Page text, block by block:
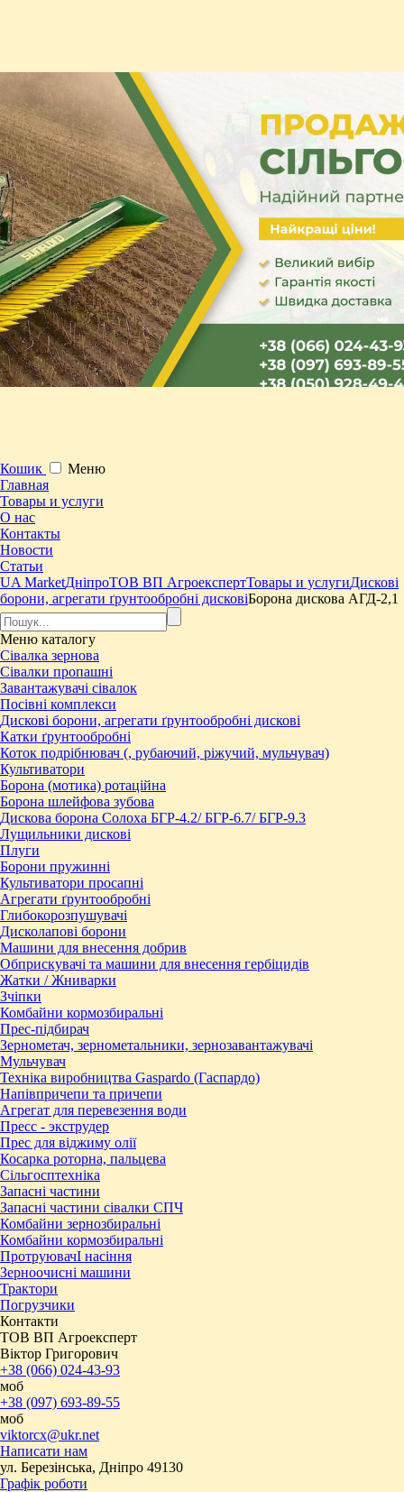
Кошик
Меню
Главная
Товары и услуги
О нас
Контакты
Новости
Статьи
UA MarketДніпроТОВ ВП АгроекспертТовары и услугиДискові
борони, агрегати ґрунтообробні дисковіБорона дискова АГД-2,1
Меню каталогу
Сівалка зернова
Сівалки пропашні
Завантажувачі сівалок
Посівні комплекси
Дискові борони, агрегати ґрунтообробні дискові
Катки ґрунтообробні
Коток подрібнювач (, рубаючий, ріжучий, мульчувач)
Культиватори
Борона (мотика) ротаційна
Борона шлейфова зубова
Дискова борона Солоха БГР-4.2/ БГР-6.7/ БГР-9.3
Лущильники дискові
Плуги
Борони пружинні
Культиватори просапні
Агрегати ґрунтообробні
Глибокорозпушувачі
Дисколапові борони
Машини для внесення добрив
Обприскувачі та машини для внесення гербіцидів
Жатки / Жниварки
Зчіпки
Комбайни кормозбиральні
Прес-підбирач
Зернометач, зернометальники, зернозавантажувачі
Мульчувач
Техніка виробництва Gaspardo (Гаспардо)
Напівпричепи та причепи
Агрегат для перевезення води
Пресc - экструдер
Прес для віджиму олії
Косарка роторна, пальцева
Сільгосптехніка
Запасні частини
Запасні частини сівалки СПЧ
Комбайни зернозбиральні
Комбайни кормозбиральні
ПротруювачІ насіння
Зерноочисні машини
Трактори
Погрузчики
Контакти
ТОВ ВП Агроексперт
Віктор Григорович
+38 (066) 024-43-93
моб
+38 (097) 693-89-55
моб
viktorcx@ukr.net
Написати нам
ул. Березінська, Дніпро 49130
Графік роботи